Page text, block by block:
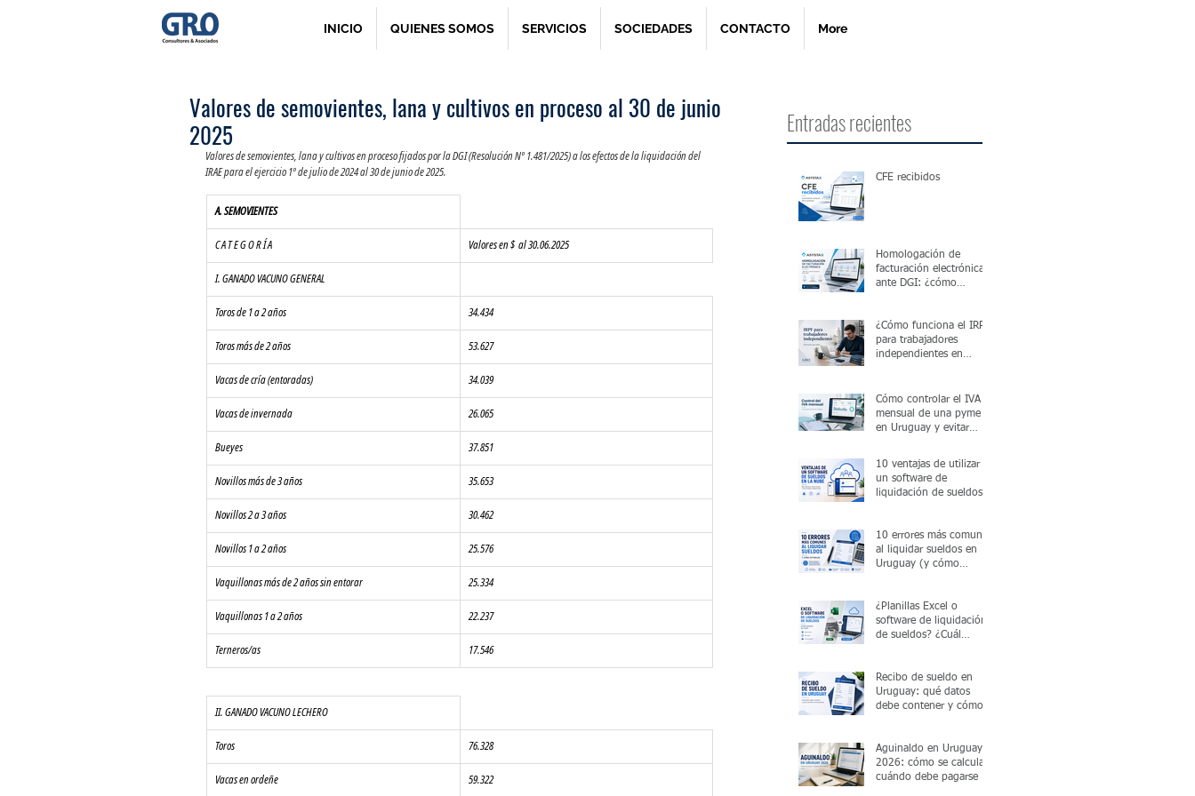
INICIO QUIENES SOMOS SERVICIOS SOCIEDADES CONTACTO More
Valores de semovientes, lana y cultivos en proceso al 30 de junio
2025
Valores de semovientes, lana y cultivos en proceso fijados por la DGI (Resolución Nº 1.481/2025) a los efectos de la liquidación del
IRAE para el ejercicio 1º de julio de 2024 al 30 de junio de 2025.
A. SEMOVIENTES
C A T E G O R Í A Valores en $  al 30.06.2025
I. GANADO VACUNO GENERAL
Toros de 1 a 2 años 34.434
Toros más de 2 años 53.627
Vacas de cría (entoradas) 34.039
Vacas de invernada 26.065
Bueyes 37.851
Novillos más de 3 años 35.653
Novillos 2 a 3 años 30.462
Novillos 1 a 2 años 25.576
Vaquillonas más de 2 años sin entorar 25.334
Vaquillonas 1 a 2 años 22.237
Terneros/as 17.546
II. GANADO VACUNO LECHERO
Toros 76.328
Vacas en ordeñe 59.322
Entradas recientes
CFE recibidos
Homologación de
facturación electrónica
ante DGI: ¿cómo
¿Cómo funciona el IRPF
para trabajadores
independientes en
Cómo controlar el IVA
mensual de una pyme
en Uruguay y evitar
10 ventajas de utilizar
un software de
liquidación de sueldos
10 errores más comunes
al liquidar sueldos en
Uruguay (y cómo
¿Planillas Excel o
software de liquidación
de sueldos? ¿Cuál
Recibo de sueldo en
Uruguay: qué datos
debe contener y cómo
Aguinaldo en Uruguay
2026: cómo se calcula y
cuándo debe pagarse